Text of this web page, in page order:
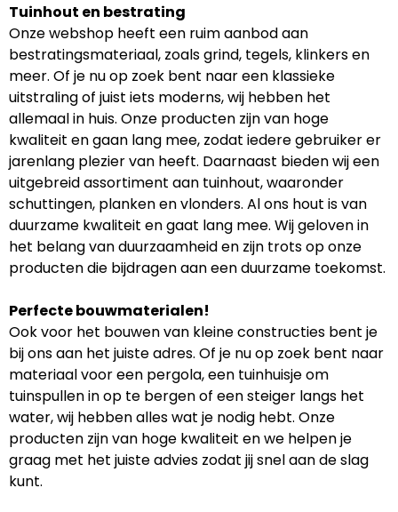
Tuinhout en bestrating
Onze webshop heeft een ruim aanbod aan
bestratingsmateriaal, zoals grind, tegels, klinkers en
meer. Of je nu op zoek bent naar een klassieke
uitstraling of juist iets moderns, wij hebben het
allemaal in huis. Onze producten zijn van hoge
kwaliteit en gaan lang mee, zodat iedere gebruiker er
jarenlang plezier van heeft. Daarnaast bieden wij een
uitgebreid assortiment aan tuinhout, waaronder
schuttingen, planken en vlonders. Al ons hout is van
duurzame kwaliteit en gaat lang mee. Wij geloven in
het belang van duurzaamheid en zijn trots op onze
producten die bijdragen aan een duurzame toekomst.
Perfecte bouwmaterialen!
Ook voor het bouwen van kleine constructies bent je
bij ons aan het juiste adres. Of je nu op zoek bent naar
materiaal voor een pergola, een tuinhuisje om
tuinspullen in op te bergen of een steiger langs het
water, wij hebben alles wat je nodig hebt. Onze
producten zijn van hoge kwaliteit en we helpen je
graag met het juiste advies zodat jij snel aan de slag
kunt.